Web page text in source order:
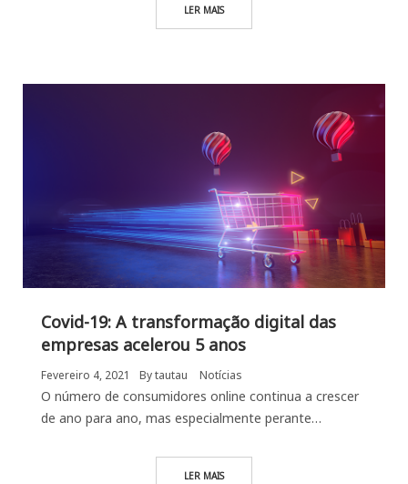
LER MAIS
Covid-19: A transformação digital das
empresas acelerou 5 anos
Fevereiro 4, 2021 Bytautau Notícias
O número de consumidores online continua a crescer
de ano para ano, mas especialmente perante…
LER MAIS